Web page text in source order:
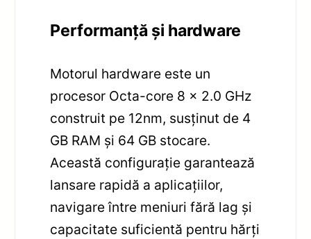
Performanță și hardware
Motorul hardware este un
procesor Octa-core 8 x 2.0 GHz
construit pe 12nm, susținut de 4
GB RAM și 64 GB stocare.
Această configurație garantează
lansare rapidă a aplicațiilor,
navigare între meniuri fără lag și
capacitate suficientă pentru hărți